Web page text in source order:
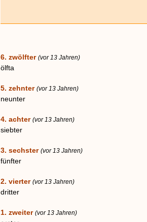
6. zwölfter (vor 13 Jahren)
ölfta
5. zehnter (vor 13 Jahren)
neunter
4. achter (vor 13 Jahren)
siebter
3. sechster (vor 13 Jahren)
fünfter
2. vierter (vor 13 Jahren)
dritter
1. zweiter (vor 13 Jahren)